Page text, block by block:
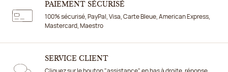
PAIEMENT SÉCURISÉ
100% sécurisé, PayPal, Visa, Carte Bleue, American Express,
Mastercard, Maestro
SERVICE CLIENT